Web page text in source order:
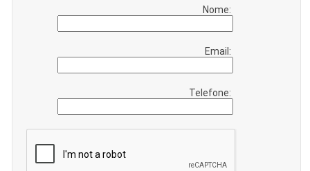
Nome:
Email:
Telefone: